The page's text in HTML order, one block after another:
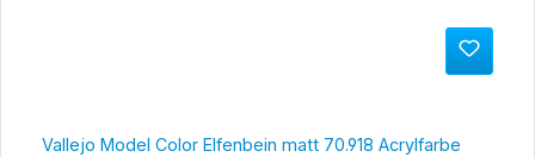
Vallejo Model Color Elfenbein matt 70.918 Acrylfarbe